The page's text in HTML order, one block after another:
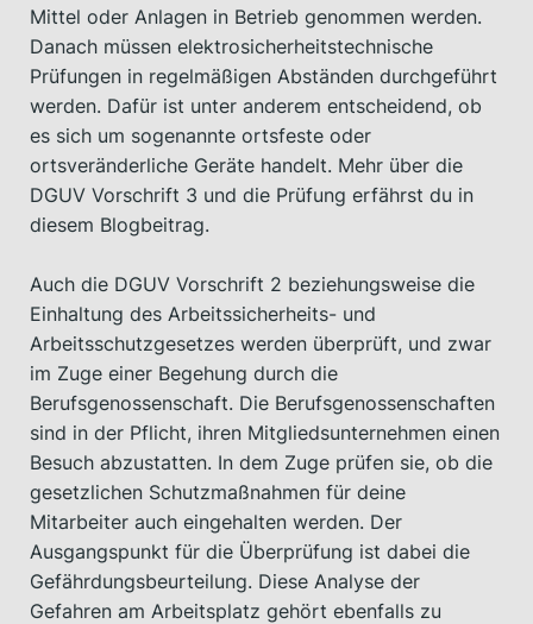
Mittel oder Anlagen in Betrieb genommen werden.
Danach müssen elektrosicherheitstechnische
Prüfungen in regelmäßigen Abständen durchgeführt
werden. Dafür ist unter anderem entscheidend, ob
es sich um sogenannte ortsfeste oder
ortsveränderliche Geräte handelt. Mehr über die
DGUV Vorschrift 3 und die Prüfung erfährst du in
diesem Blogbeitrag.
Auch die DGUV Vorschrift 2 beziehungsweise die
Einhaltung des Arbeitssicherheits- und
Arbeitsschutzgesetzes werden überprüft, und zwar
im Zuge einer Begehung durch die
Berufsgenossenschaft. Die Berufsgenossenschaften
sind in der Pflicht, ihren Mitgliedsunternehmen einen
Besuch abzustatten. In dem Zuge prüfen sie, ob die
gesetzlichen Schutzmaßnahmen für deine
Mitarbeiter auch eingehalten werden. Der
Ausgangspunkt für die Überprüfung ist dabei die
Gefährdungsbeurteilung. Diese Analyse der
Gefahren am Arbeitsplatz gehört ebenfalls zu